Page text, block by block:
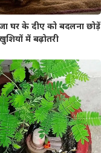
घर के दीए को बदलना छोड़ें
में बढ़ोतरी